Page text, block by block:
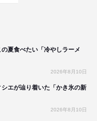
夏食べたい「冷やしラーメ
2026年8月10日
エが辿り着いた「かき氷の新
2026年8月10日